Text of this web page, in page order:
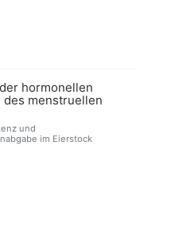
hormonellen
des menstruellen
und
im Eierstock